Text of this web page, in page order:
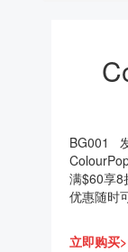
BG001
满$60享8
优惠随时
立即购买